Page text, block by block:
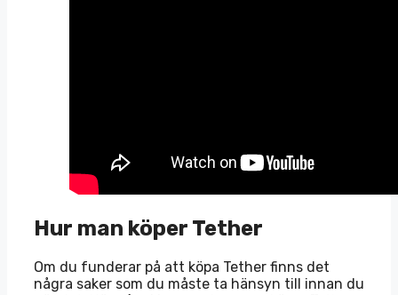
Hur man köper Tether
Om du funderar på att köpa Tether finns det
några saker som du måste ta hänsyn till innan du